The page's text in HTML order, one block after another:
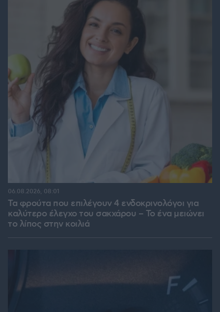
Τα φρούτα που επιλέγουν 4 ενδοκρινολόγοι για
καλύτερο έλεγχο του σακχάρου – Το ένα μειώνει
το λίπος στην κοιλιά
06.08.2026, 08:01